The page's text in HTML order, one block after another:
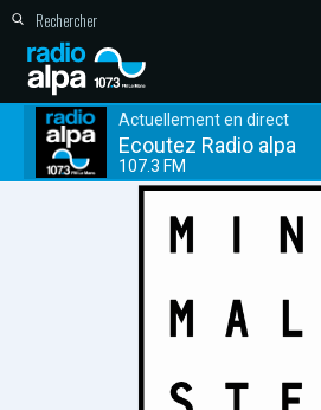
Actuellement en direct
Ecoutez Radio alpa
107.3 FM